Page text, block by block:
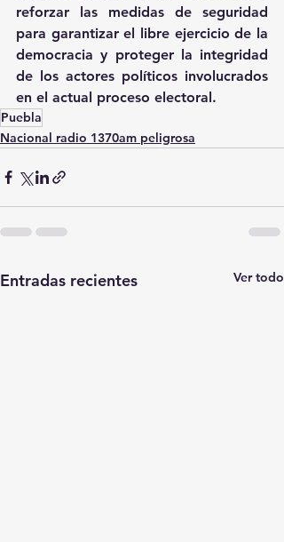
reforzar las medidas de seguridad
para garantizar el libre ejercicio de la
democracia y proteger la integridad
de los actores políticos involucrados
en el actual proceso electoral.
Puebla
Nacional radio 1370am peligrosa
Entradas recientes Ver todo